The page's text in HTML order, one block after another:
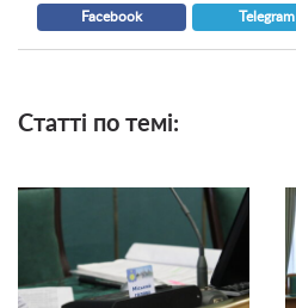
Facebook Telegram
Статті по темі: